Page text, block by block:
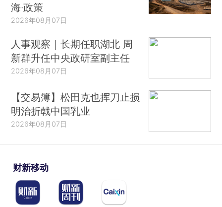
海·政策
2026年08月07日
人事观察｜长期任职湖北 周
新群升任中央政研室副主任
2026年08月07日
【交易簿】松田克也挥刀止损
明治折戟中国乳业
2026年08月07日
财新移动